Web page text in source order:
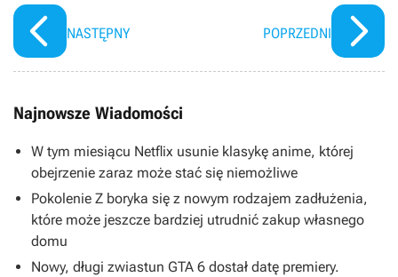
NASTĘPNY POPRZEDNI
Najnowsze Wiadomości
W tym miesiącu Netflix usunie klasykę anime, której
obejrzenie zaraz może stać się niemożliwe
Pokolenie Z boryka się z nowym rodzajem zadłużenia,
które może jeszcze bardziej utrudnić zakup własnego
domu
Nowy, długi zwiastun GTA 6 dostał datę premiery.